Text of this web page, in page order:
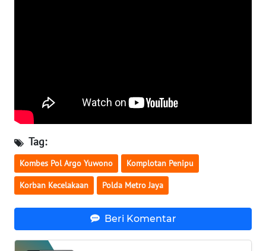
Tag:
Kombes Pol Argo Yuwono Komplotan Penipu
Korban Kecelakaan Polda Metro Jaya
Beri Komentar
PAPUA
WN
RIAU
WN